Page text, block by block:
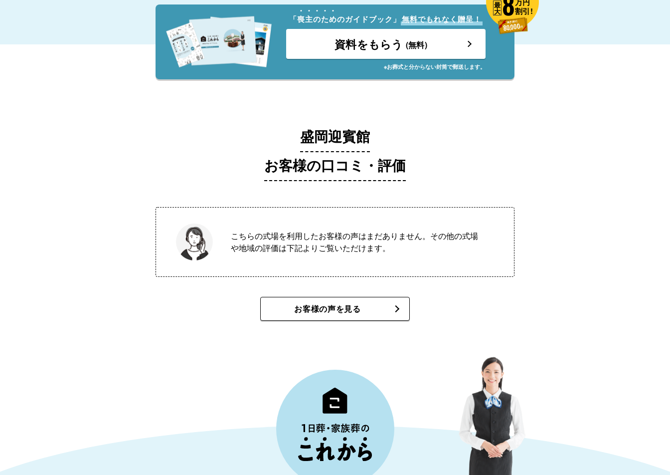
「喪主のためのガイドブック」 無料でもれなく贈呈！
資料をもらう (無料)
※お葬式と分からない封筒で郵送します。
最
大
割引!
盛岡迎賓館
お客様の口コミ・評価
こちらの式場を利用したお客様の声はまだありません。その他の式場
や地域の評価は下記よりご覧いただけます。
お客様の声を見る